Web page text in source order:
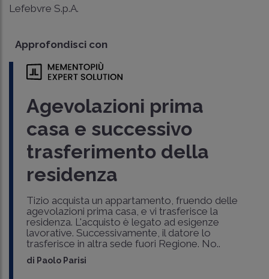
Lefebvre S.p.A.
Approfondisci con
Agevolazioni prima
casa e successivo
trasferimento della
residenza
Tizio acquista un appartamento, fruendo delle
agevolazioni prima casa, e vi trasferisce la
residenza. L'acquisto è legato ad esigenze
lavorative. Successivamente, il datore lo
trasferisce in altra sede fuori Regione. No..
di Paolo Parisi